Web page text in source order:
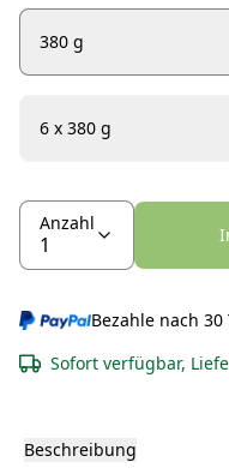
380 g
6 x 380 g
Anzahl
Bezahle nach 30
Sofort verfügbar,
Beschreibung